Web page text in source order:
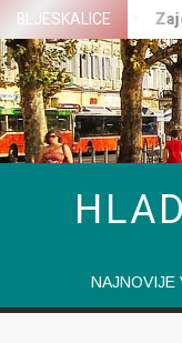
Skip
to
content
BLJESKALICE
NAJNOVIJE